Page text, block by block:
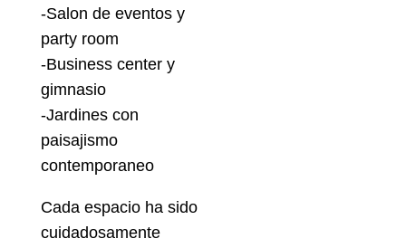
-Salon de eventos y
party room
-Business center y
gimnasio
-Jardines con
paisajismo
contemporaneo
Cada espacio ha sido
cuidadosamente